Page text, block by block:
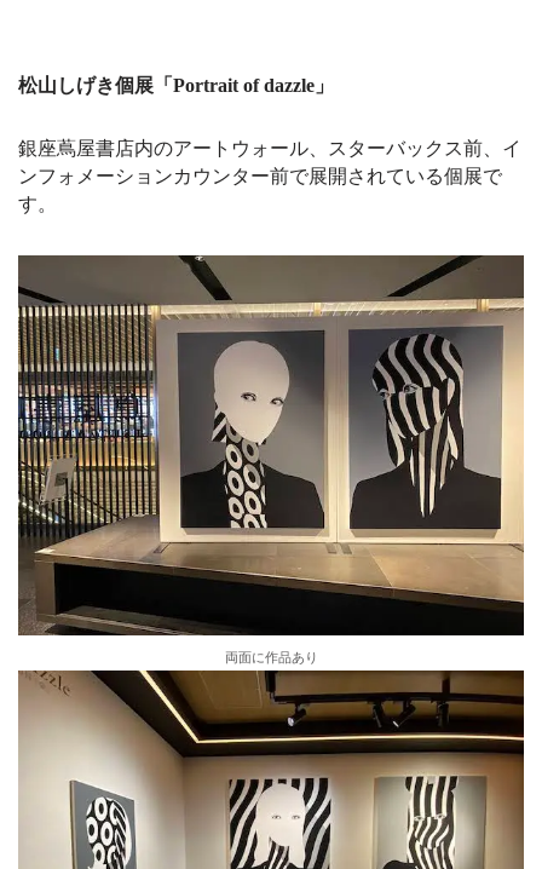
松山しげき個展「Portrait of dazzle」
銀座蔦屋書店内のアートウォール、スターバックス前、イ
ンフォメーションカウンター前で展開されている個展で
す。
両面に作品あり